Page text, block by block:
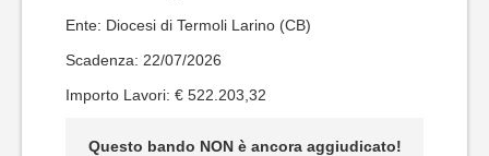
Ente: Diocesi di Termoli Larino (CB)
Scadenza: 22/07/2026
Importo Lavori: € 522.203,32
Questo bando NON è ancora aggiudicato!